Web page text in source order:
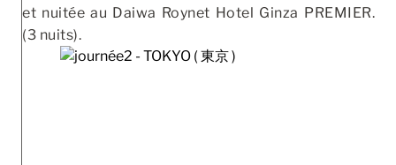
et nuitée au Daiwa Roynet Hotel Ginza PREMIER.
(3 nuits).